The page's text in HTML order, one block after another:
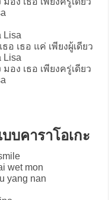
Lisa
อ เธอ แค่ เพียงผู้เดียว
Lisa
ง เธอ เพียงครู่เดียว
บคาราโอเกะ
wet mon
yang nan